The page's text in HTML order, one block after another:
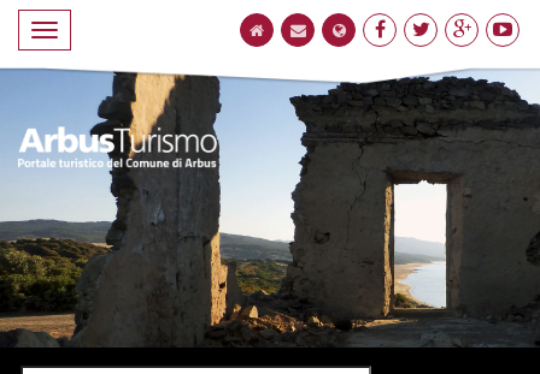
Compacto
de
navegación